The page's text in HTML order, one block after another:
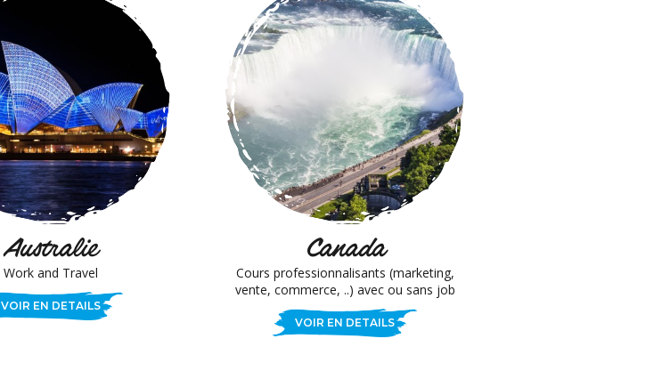
Australie
Work and Travel
VOIR EN DETAILS
Canada
Cours professionnalisants (marketing,
vente, commerce, ..) avec ou sans job
VOIR EN DETAILS